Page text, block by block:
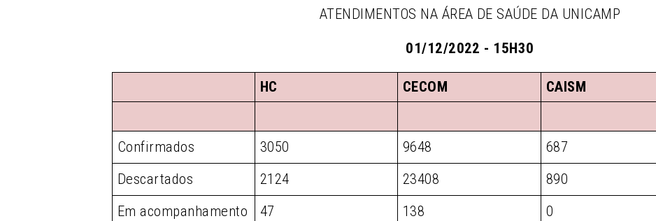
ATENDIMENTOS NA ÁREA DE SAÚDE DA UNICAMP
01/12/2022 - 15H30
HC CECOM CAISM
Confirmados 3050 9648 687
Descartados
2124 23408 890
Em acompanhamento
47 138 0